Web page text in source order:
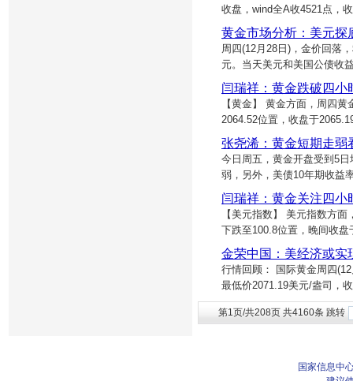
收盘，wind全A收4521点，
黄金市场分析：美元探
周四(12月28日)，金价回落
元。当天美元和美国公债收
闫瑞祥：黄金跌破四小
【黄金】 黄金方面，周四
2064.52位置，收盘于
张尧浠：黄金短期走弱
今日周五，黄金开盘受到5
弱，另外，美债10年期收益
闫瑞祥：黄金关注四
【美元指数】 美元指数方
下跌至100.8位置，晚间收
金荣中国：美经济或实
行情回顾： 国际黄金周四
最低价2071.19美元/盎司，
第1页/共208页 共4160条 跳转
国家信息中